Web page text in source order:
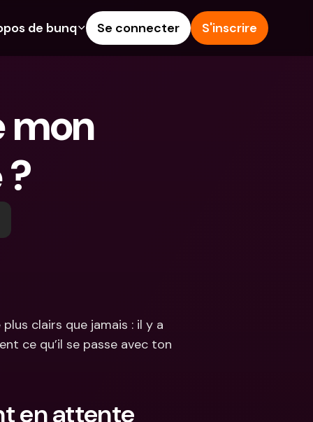
& IBANs
aux
de bunq
Blog
Signaler un problème
Se connecter S'inscrire
mon
clairs que jamais : il y a
ce qu’il se passe avec ton
en attente